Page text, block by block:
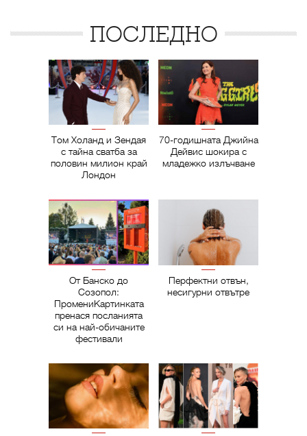
ПОСЛЕДНО
Том Холанд и Зендая
с тайна сватба за
половин милион край
Лондон
70-годишната Джийна
Дейвис шокира с
младежко излъчване
От Банско до
Созопол:
ПромениКартинката
пренася посланията
си на най-обичаните
фестивали
Перфектни отвън,
несигурни отвътре